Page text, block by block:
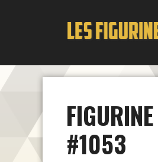
#1053